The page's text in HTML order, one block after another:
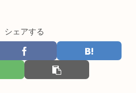
シェアする